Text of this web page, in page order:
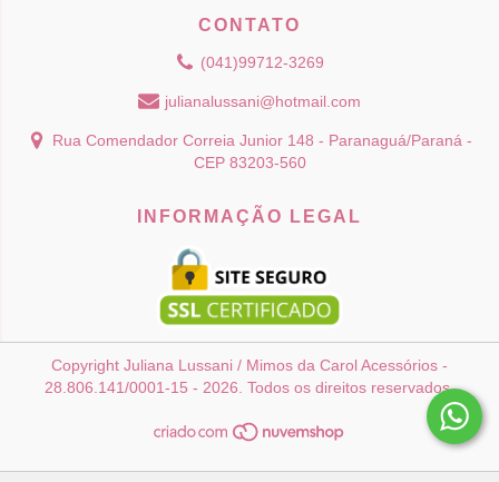
CONTATO
(041)99712-3269
julianalussani@hotmail.com
Rua Comendador Correia Junior 148 - Paranaguá/Paraná -
CEP 83203-560
INFORMAÇÃO LEGAL
Copyright Juliana Lussani / Mimos da Carol Acessórios -
28.806.141/0001-15 - 2026. Todos os direitos reservados.